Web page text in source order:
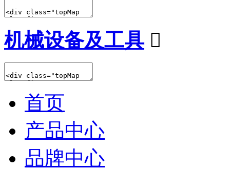
机械设备及工具 
首页
产品中心
品牌中心